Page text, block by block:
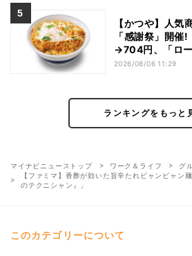
【かつや】人気
「感謝祭」開
→704円、「ロ
→748円に - 8日
2026/08/06 11:29
ランキングをもっと
マイナビニューストップ ワーク＆ライフ
グ
【ファミマ】香酢が効いた旨辛たれビャンビャン
のテクニシャン』」
このカテゴリーについて